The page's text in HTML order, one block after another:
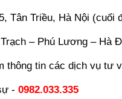
Tân Triều, Hà Nội (cuối
– Phú Lương – Hà
thông tin các dịch vụ tư
- 0982.033.335